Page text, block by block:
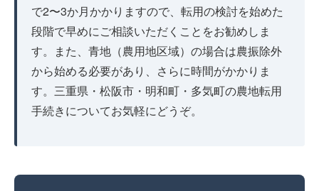
で2〜3か月かかりますので、転用の検討を始めた
段階で早めにご相談いただくことをお勧めしま
す。また、青地（農用地区域）の場合は農振除外
から始める必要があり、さらに時間がかかりま
す。三重県・松阪市・明和町・多気町の農地転用
手続きについてお気軽にどうぞ。